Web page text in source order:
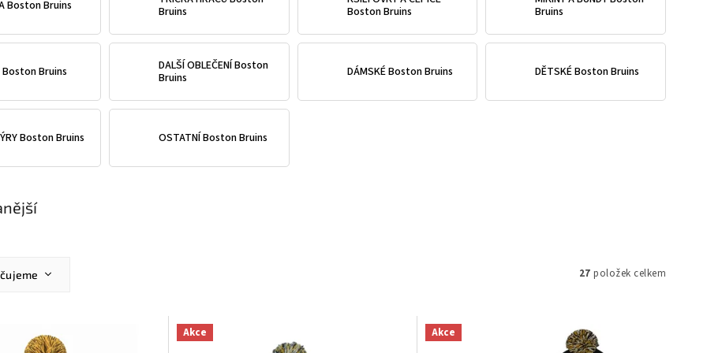
Boston Bruins
Bruins
Boston Bruins
Bruins
Boston Bruins
DALŠÍ OBLEČENÍ Boston
Bruins
DÁMSKÉ Boston Bruins DĚTSKÉ Boston Bruins
Boston Bruins OSTATNÍ Boston Bruins
27 položek celkem
Akce Akce